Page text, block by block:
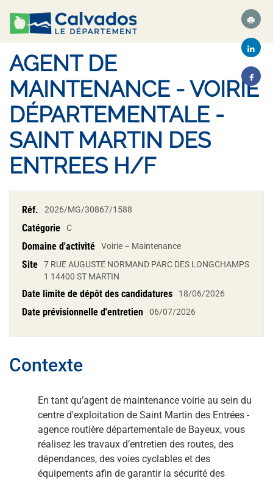
AGENT DE
MAINTENANCE - VOIRIE
DÉPARTEMENTALE -
SAINT MARTIN DES
ENTREES H/F
Réf. 2026/MG/30867/1588
Catégorie C
Domaine d'activité Voirie – Maintenance
Site
7 RUE AUGUSTE NORMAND PARC DES LONGCHAMPS
1 14400 ST MARTIN
Date limite de dépôt des candidatures 18/06/2026
Date prévisionnelle d'entretien 06/07/2026
Contexte
En tant qu’agent de maintenance voirie au sein du
centre d'exploitation de Saint Martin des Entrées -
agence routière départementale de Bayeux, vous
réalisez les travaux d’entretien des routes, des
dépendances, des voies cyclables et des
équipements afin de garantir la sécurité des